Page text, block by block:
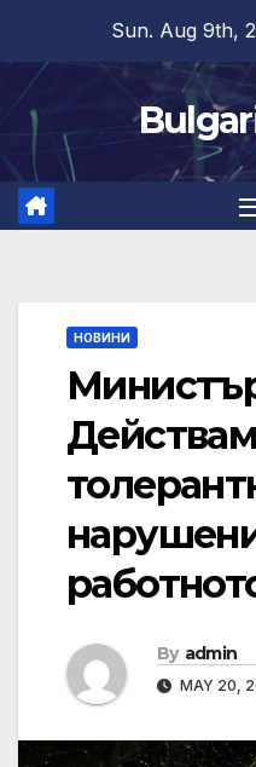
content
Sun. Aug 9th,
НОВИНИ
By admin
MAY 20,